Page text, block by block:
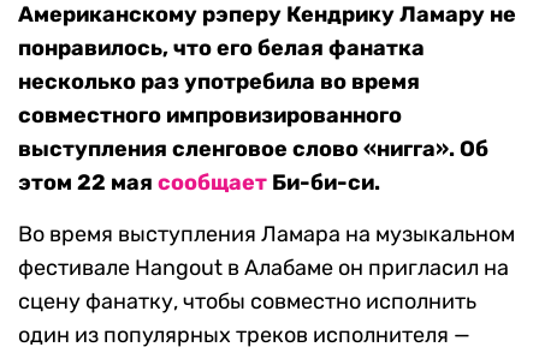
Американскому рэперу Кендрику Ламару не
понравилось, что его белая фанатка
несколько раз употребила во время
совместного импровизированного
выступления сленговое слово «нигга». Об
этом 22 мая сообщает Би-би-си.
Во время выступления Ламара на музыкальном
фестивале Hangout в Алабаме он пригласил на
сцену фанатку, чтобы совместно исполнить
один из популярных треков исполнителя —